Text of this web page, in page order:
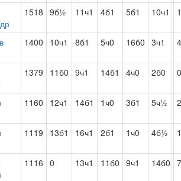
1518 9б½ 11ч1 4б1 5б1 10ч1
1400 10ч1 8б1 5ч0 16б0 3ч1
1379 11б0 9ч1 14б1 4ч0 2б0 0
1160 12ч1 14б1 1ч0 3б1 5ч½
1119 13б1 16ч1 2б1 1ч0 4б½
1116 0 13ч1 11б0 9ч1 14б0